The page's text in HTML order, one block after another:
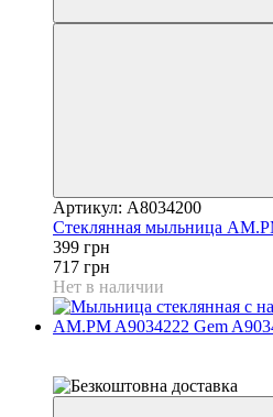
Артикул: A8034200
Стеклянная мыльница
399 грн
717 грн
Нет в наличии